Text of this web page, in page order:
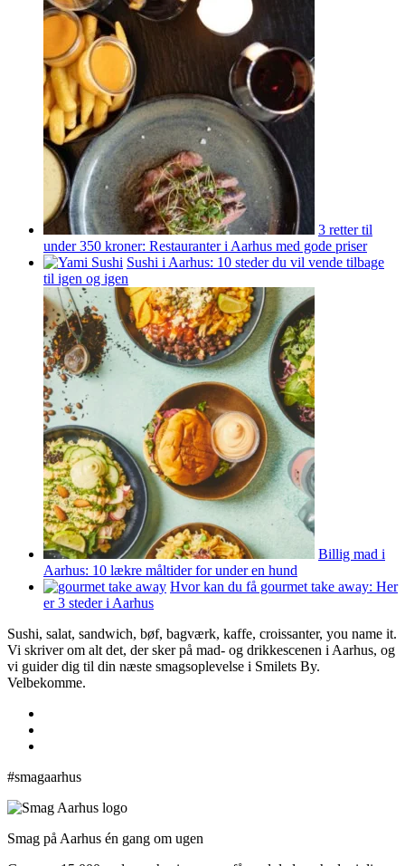
3 retter til
under 350 kroner: Restauranter i Aarhus med gode priser
Sushi i Aarhus: 10 steder du vil vende tilbage
til igen og igen
Billig mad i
Aarhus: 10 lækre måltider for under en hund
Hvor kan du få gourmet take away: Her
er 3 steder i Aarhus
Sushi, salat, sandwich, bøf, bagværk, kaffe, croissanter, you name it.
Vi skriver om alt det, der sker på mad- og drikkescenen i Aarhus, og
vi guider dig til din næste smagsoplevelse i Smilets By.
Velbekomme.
#smagaarhus
Smag på Aarhus én gang om ugen